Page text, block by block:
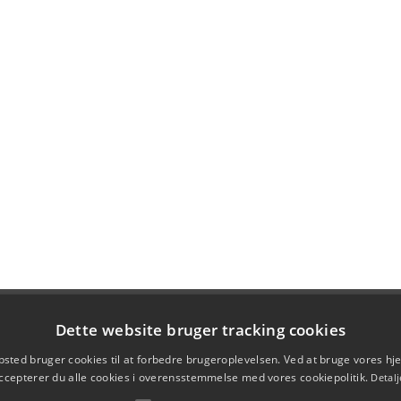
Dette website bruger tracking cookies
bruger cookies til at forbedre brugeroplevelsen. Ved at bruge vores
du alle cookies i overensstemmelse med vores cookiepolitik.